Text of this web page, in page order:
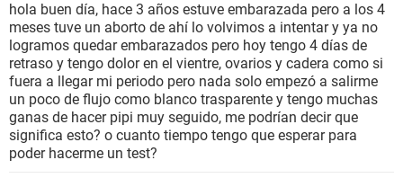
BIENESTAR
SEXUALIDAD
GLOSARIO
hola buen día, hace 3 años estuve embarazada pero a los 4
meses tuve un aborto de ahí lo volvimos a intentar y ya no
logramos quedar embarazados pero hoy tengo 4 días de
retraso y tengo dolor en el vientre, ovarios y cadera como si
fuera a llegar mi periodo pero nada solo empezó a salirme
un poco de flujo como blanco trasparente y tengo muchas
ganas de hacer pipi muy seguido, me podrían decir que
significa esto? o cuanto tiempo tengo que esperar para
poder hacerme un test?